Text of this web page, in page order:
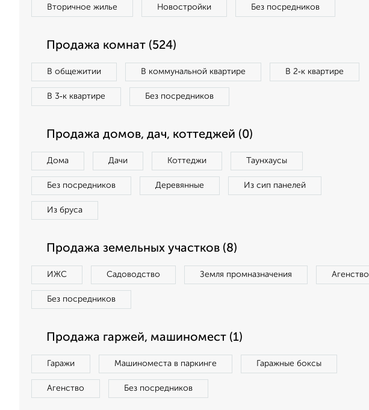
Вторичное жилье Новостройки Без посредников
Продажа комнат (524)
В общежитии В коммунальной квартире В 2‑к квартире
В 3‑к квартире Без посредников
Продажа домов, дач, коттеджей (0)
Дома Дачи Коттеджи Таунхаусы
Без посредников Деревянные Из сип панелей
Из бруса
Продажа земельных участков (8)
ИЖС Садоводство Земля промназначения Агенство
Без посредников
Продажа гаржей, машиномест (1)
Гаражи Машиноместа в паркинге Гаражные боксы
Агенство Без посредников